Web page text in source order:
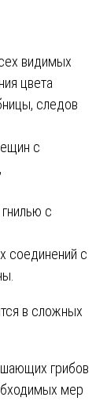
видимых
цвета
следов
с
с
соединений с
в сложных
грибов
мер